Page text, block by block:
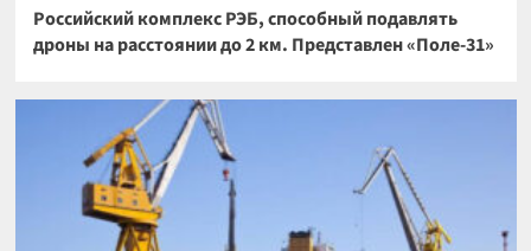
Российский комплекс РЭБ, способный подавлять
дроны на расстоянии до 2 км. Представлен «Поле-31»